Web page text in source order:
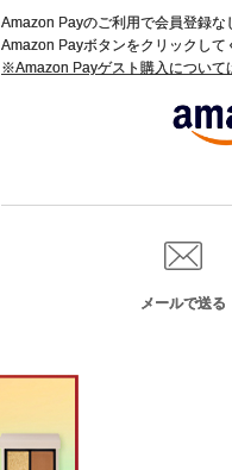
Amazon Payのご利用で会員登録
Amazon Payボタンをクリックして
※Amazon Payゲスト購入について
メールで送る